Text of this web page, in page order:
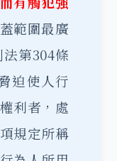
範圍最廣
第304條
迫使人行
利者，處
規定所稱